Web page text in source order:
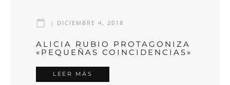
| DICIEMBRE 4, 2018
ALICIA RUBIO PROTAGONIZA
«PEQUEÑAS COINCIDENCIAS»
LEER MÁS